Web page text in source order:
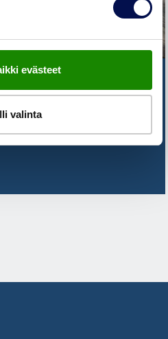
evästeet
valinta